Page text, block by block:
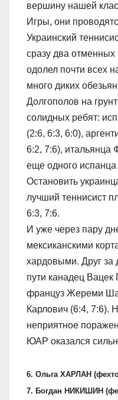
вершину нашей
Игры, они
Украинский
сразу два
одолел почти всех
много диких
Долгополов на
солидных ребят:
(2:6, 6:3, 6:0),
6:2, 7:6), итальянца
еще одного
Остановить
лучший теннисист
6:3, 7:6.
И уже через пару
мексиканскими
хардовыми. Друг за
пути канадец
француз Жереми
Карлович (6:4, 7:6).
неприятное
ЮАР оказался
6. Ольга ХАРЛАН
7. Богдан НИКИШИН